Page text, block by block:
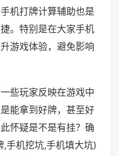
机打牌计算辅助也是
。特别是在大家手机
游戏体验，避免影响
些玩家反映在游戏中
能拿到好牌，甚至好
怀疑是不是有挂？确
手机挖坑,手机填大坑)